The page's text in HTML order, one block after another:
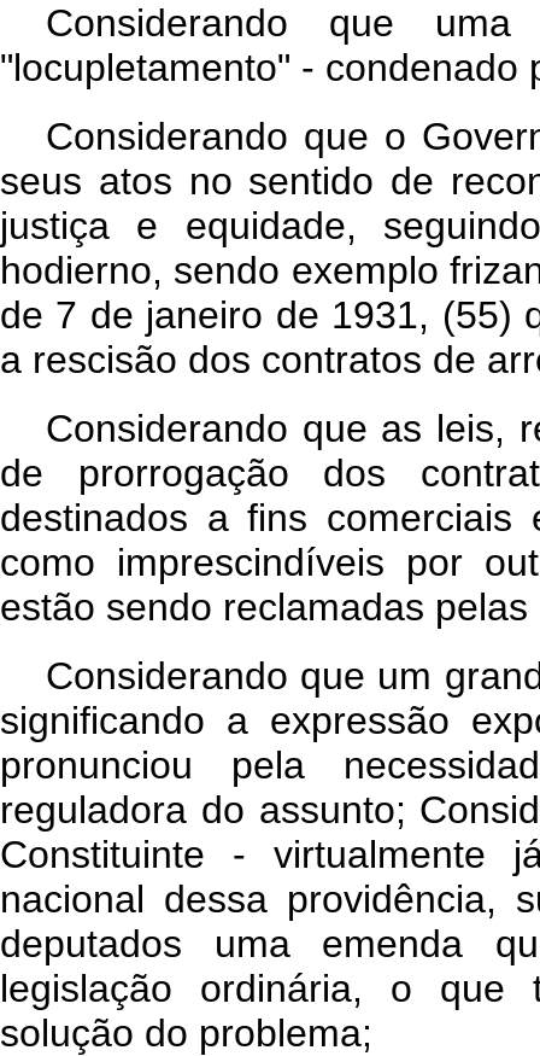
Considerando que
"locupletamento" - condenado
Considerando que o
seus atos no sentido de
justiça e equidade,
hodierno, sendo exemplo
de 7 de janeiro de 1931, (55)
a rescisão dos contratos de
Considerando que as leis,
de prorrogação dos
destinados a fins comerciais
como imprescindíveis por
estão sendo reclamadas
Considerando que um
significando a expressão
pronunciou pela
reguladora do assunto;
Constituinte - virtualmente
nacional dessa providência,
deputados uma emenda
legislação ordinária, o que
solução do problema;